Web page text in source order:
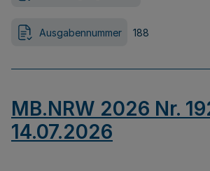
Ausgabennummer 188
MB.NRW 2026 Nr.
14.07.2026